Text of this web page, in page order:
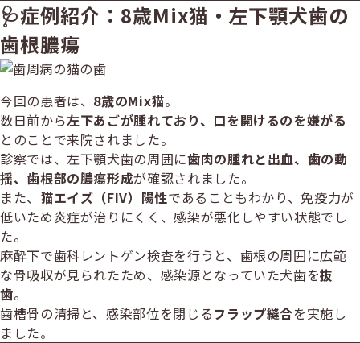
🩺症例紹介：8歳Mix猫・左下顎犬歯の
歯根膿瘍
今回の患者は、 8歳のMix猫。
数日前から左下あごが腫れており、口を開けるのを嫌がる
とのことで来院されました。
診察では、左下顎犬歯の周囲に歯肉の腫れと出血、歯の動
揺、歯根部の膿瘍形成が確認されました。
また、 猫エイズ（FIV）陽性であることもわかり、免疫力が
低いため炎症が治りにくく、感染が悪化しやすい状態でし
た。
麻酔下で歯科レントゲン検査を行うと、歯根の周囲に広範
な骨吸収が見られたため、感染源となっていた犬歯を抜
歯。
歯槽骨の清掃と、感染部位を閉じるフラップ縫合を実施し
ました。